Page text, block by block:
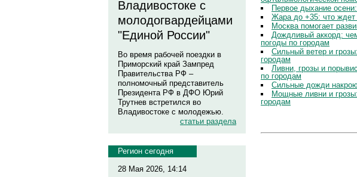
Владивостоке с
молодогвардейцами
"Единой России"
Во время рабочей поездки в
Приморский край Зампред
Правительства РФ –
полномочный представитель
Президента РФ в ДФО Юрий
Трутнев встретился во
Владивостоке с молодежью.
статьи раздела
Регион сегодня
28 Мая 2026, 14:14
Первое дыхание
Жара до +35: что ждет
Москва помогает
Дождливый аккорд:
погоды по городам
Сильный ветер и
городам
Ливни, грозы и
по городам
Сильные дожди
Мощные ливни и
городам